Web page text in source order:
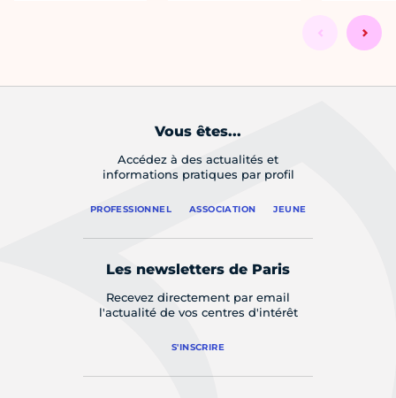
Vous êtes...
Accédez à des actualités et
informations pratiques par profil
PROFESSIONNEL ASSOCIATION JEUNE
Les newsletters de Paris
Recevez directement par email
l'actualité de vos centres d'intérêt
S'INSCRIRE